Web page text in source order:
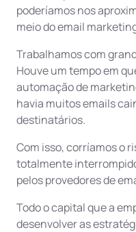
poderíamos nos
meio do email
Trabalhamos com
Houve um tempo em
automação de
havia muitos emails
destinatários.
Com isso, corríamos o
totalmente
pelos provedores de
Todo o capital que a
desenvolver as